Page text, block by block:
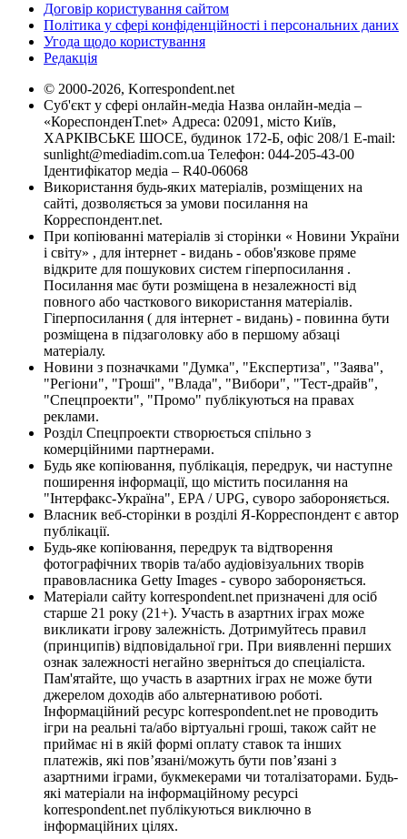
Договір користування сайтом
Політика у сфері конфіденційності і персональних даних
Угода щодо користування
Редакція
© 2000-2026, Korrespondent.net
Суб'єкт у сфері онлайн-медіа Назва онлайн-медіа –
«КореспонденТ.net» Адреса: 02091, місто Київ,
ХАРКІВСЬКЕ ШОСЕ, будинок 172-Б, офіс 208/1 E-mail:
sunlight@mediadim.com.ua Телефон: 044-205-43-00
Ідентифікатор медіа – R40-06068
Використання будь-яких матеріалів, розміщених на
сайті, дозволяється за умови посилання на
Корреспондент.net.
При копіюванні матеріалів зі сторінки « Новини України
і світу» , для інтернет - видань - обов'язкове пряме
відкрите для пошукових систем гіперпосилання .
Посилання має бути розміщена в незалежності від
повного або часткового використання матеріалів.
Гіперпосилання ( для інтернет - видань) - повинна бути
розміщена в підзаголовку або в першому абзаці
матеріалу.
Новини з позначками "Думка", "Експертиза", "Заява",
"Регіони", "Гроші", "Влада", "Вибори", "Тест-драйв",
"Спецпроекти", "Промо" публікуються на правах
реклами.
Розділ Спецпроекти створюється спільно з
комерційними партнерами.
Будь яке копіювання, публікація, передрук, чи наступне
поширення інформації, що містить посилання на
"Інтерфакс-Україна", EPA / UPG, суворо забороняється.
Власник веб-сторінки в розділі Я-Корреспондент є автор
публікації.
Будь-яке копіювання, передрук та відтворення
фотографічних творів та/або аудіовізуальних творів
правовласника Getty Images - суворо забороняється.
Матеріали сайту korrespondent.net призначені для осіб
старше 21 року (21+). Участь в азартних іграх може
викликати ігрову залежність. Дотримуйтесь правил
(принципів) відповідальної гри. При виявленні перших
ознак залежності негайно зверніться до спеціаліста.
Пам'ятайте, що участь в азартних іграх не може бути
джерелом доходів або альтернативою роботі.
Інформаційний ресурс korrespondent.net не проводить
ігри на реальні та/або віртуальні гроші, також сайт не
приймає ні в якій формі оплату ставок та інших
платежів, які пов’язані/можуть бути пов’язані з
азартними іграми, букмекерами чи тоталізаторами. Будь-
які матеріали на інформаційному ресурсі
korrespondent.net публікуються виключно в
інформаційних цілях.